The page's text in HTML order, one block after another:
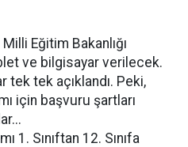
Eğitim Bakanlığı
ve bilgisayar verilecek.
tek tek açıklandı. Peki,
için başvuru şartları
1. Sınıftan 12. Sınıfa